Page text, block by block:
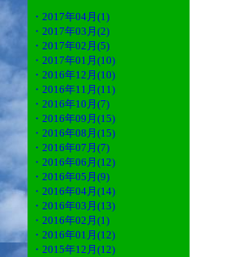
・2017年04月(1)
・2017年03月(2)
・2017年02月(5)
・2017年01月(10)
・2016年12月(10)
・2016年11月(11)
・2016年10月(7)
・2016年09月(15)
・2016年08月(15)
・2016年07月(7)
・2016年06月(12)
・2016年05月(9)
・2016年04月(14)
・2016年03月(13)
・2016年02月(1)
・2016年01月(12)
・2015年12月(12)